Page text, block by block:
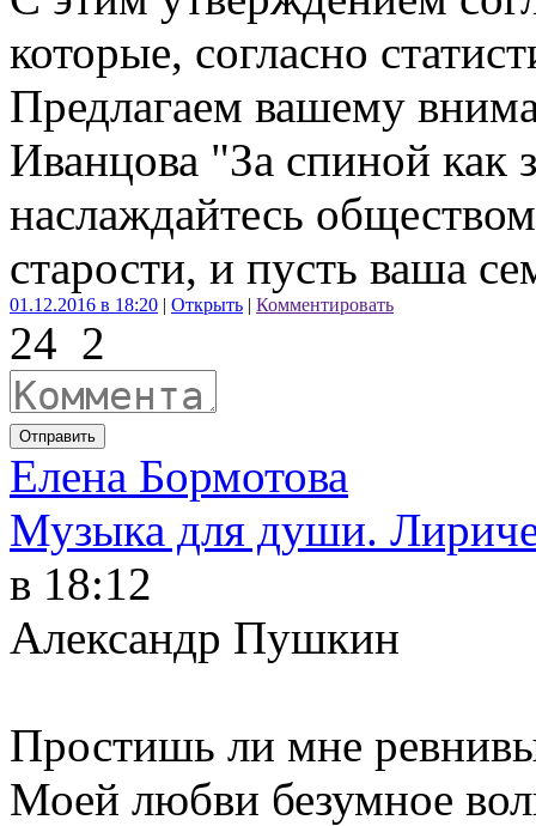
которые, согласно
Предлагаем вашему
Иванцова "За спиной как
наслаждайтесь
старости, и пусть ваша
01.12.2016 в 18:20 | Открыть | Комментировать
24 2
Отправить
Елена Бормотова
Музыка для души.
в 18:12
Александр Пушкин
Простишь ли мне
Моей любви безумное